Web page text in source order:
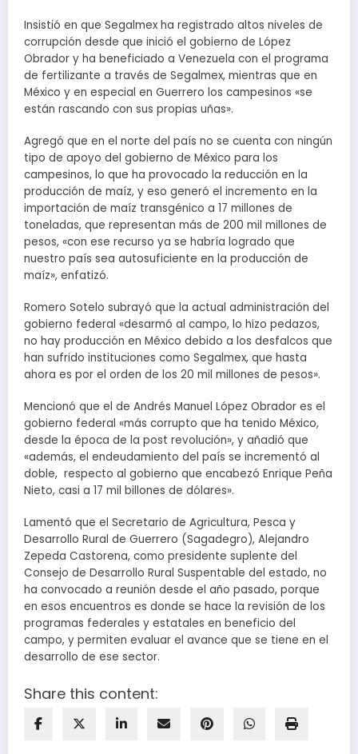
Insistió en que Segalmex ha registrado altos niveles de
corrupción desde que inició el gobierno de López
Obrador y ha beneficiado a Venezuela con el programa
de fertilizante a través de Segalmex, mientras que en
México y en especial en Guerrero los campesinos «se
están rascando con sus propias uñas».
Agregó que en el norte del país no se cuenta con ningún
tipo de apoyo del gobierno de México para los
campesinos, lo que ha provocado la reducción en la
producción de maíz, y eso generó el incremento en la
importación de maíz transgénico a 17 millones de
toneladas, que representan más de 200 mil millones de
pesos, «con ese recurso ya se habría logrado que
nuestro país sea autosuficiente en la producción de
maíz», enfatizó.
Romero Sotelo subrayó que la actual administración del
gobierno federal «desarmó al campo, lo hizo pedazos,
no hay producción en México debido a los desfalcos que
han sufrido instituciones como Segalmex, que hasta
ahora es por el orden de los 20 mil millones de pesos».
Mencionó que el de Andrés Manuel López Obrador es el
gobierno federal «más corrupto que ha tenido México,
desde la época de la post revolución», y añadió que
«además, el endeudamiento del país se incrementó al
doble, respecto al gobierno que encabezó Enrique Peña
Nieto, casi a 17 mil billones de dólares».
Lamentó que el Secretario de Agricultura, Pesca y
Desarrollo Rural de Guerrero (Sagadegro), Alejandro
Zepeda Castorena, como presidente suplente del
Consejo de Desarrollo Rural Suspentable del estado, no
ha convocado a reunión desde el año pasado, porque
en esos encuentros es donde se hace la revisión de los
programas federales y estatales en beneficio del
campo, y permiten evaluar el avance que se tiene en el
desarrollo de ese sector.
Share this content: